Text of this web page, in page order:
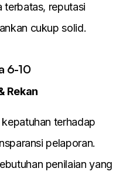
terbatas, reputasi
cukup solid.
6-10
Rekan
terhadap
pelaporan.
penilaian yang